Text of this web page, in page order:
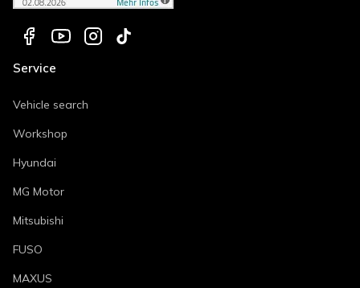
Service
Vehicle search
Workshop
Hyundai
MG Motor
Mitsubishi
FUSO
MAXUS